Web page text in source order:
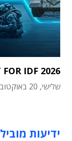
FOR IDF 2026
שלישי, 20 באוקטובר 2026
ידיעות